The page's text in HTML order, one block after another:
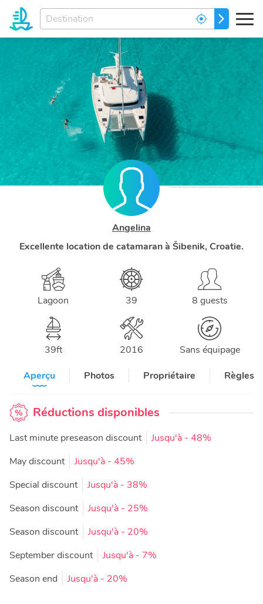
Entrez
votre
destination
ALLEZ
Angelina
Excellente location de catamaran à Šibenik, Croatie.
Lagoon 39 8 guests
39ft 2016
Sans équipage
Aperçu
Photos Propriétaire Règles
Réductions disponibles
Last minute preseason discount Jusqu'à - 48%
May discount
Jusqu'à - 45%
Special discount
Jusqu'à - 38%
Season discount
Jusqu'à - 25%
Season discount
Jusqu'à - 20%
September discount
Jusqu'à - 7%
Season end
Jusqu'à - 20%